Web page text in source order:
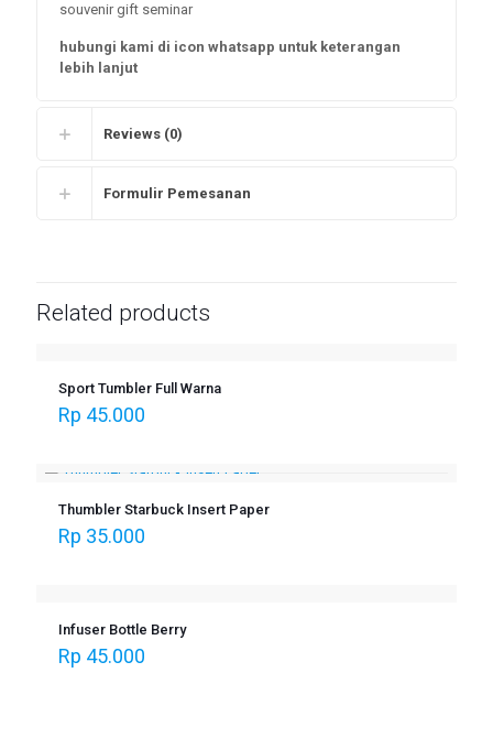
souvenir gift seminar
hubungi kami di icon whatsapp untuk keterangan
lebih lanjut
Reviews (0)
Formulir Pemesanan
Related products
Sport Tumbler Full Warna
Rp 45.000
Thumbler Starbuck Insert Paper
Rp 35.000
Infuser Bottle Berry
Rp 45.000